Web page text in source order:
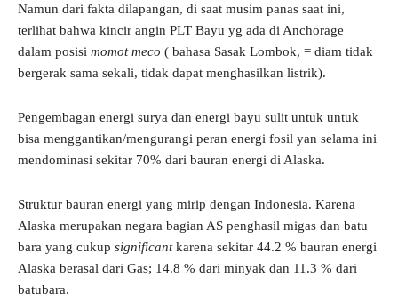
Namun dari fakta dilapangan, di saat musim panas saat ini,
terlihat bahwa kincir angin PLT Bayu yg ada di Anchorage
dalam posisi momot meco ( bahasa Sasak Lombok, = diam tidak
bergerak sama sekali, tidak dapat menghasilkan listrik).
Pengembagan energi surya dan energi bayu sulit untuk untuk
bisa menggantikan/mengurangi peran energi fosil yan selama ini
mendominasi sekitar 70% dari bauran energi di Alaska.
Struktur bauran energi yang mirip dengan Indonesia. Karena
Alaska merupakan negara bagian AS penghasil migas dan batu
bara yang cukup significantkarena sekitar 44.2 % bauran energi
Alaska berasal dari Gas; 14.8 % dari minyak dan 11.3 % dari
batubara.